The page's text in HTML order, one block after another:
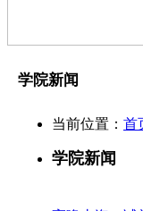
学院新闻
当前位置： 首
学院新闻